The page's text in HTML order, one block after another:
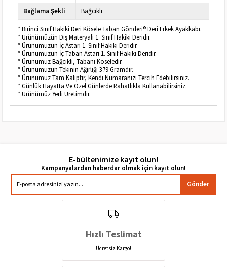
Bağlama Şekli
Bağcıklı
* Birinci Sınıf Hakiki Deri Kösele Taban Gönderi® Deri Erkek Ayakkabı.
* Ürünümüzün Dış Materyali 1. Sınıf Hakiki Deridir.
* Ürünümüzün İç Astarı 1. Sınıf Hakiki Deridir.
* Ürünümüzün İç Taban Astarı 1. Sınıf Hakiki Deridir.
* Ürünümüz Bağcıklı, Tabanı Köseledir.
* Ürünümüzün Tekinin Ağırlığı 379 Gramdır.
* Ürünümüz Tam Kalıptır, Kendi Numaranızı Tercih Edebilirsiniz.
* Günlük Hayatta Ve Özel Günlerde Rahatlıkla Kullanabilirsiniz.
* Ürünümüz Yerli Üretimdir.
E-bültenimize kayıt olun!
Gönder
Hızlı Teslimat
Ücretsiz Kargo!